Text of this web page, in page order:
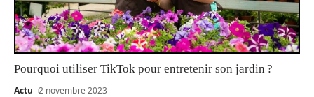
Pourquoi utiliser TikTok pour entretenir son jardin ?
Actu 2 novembre 2023